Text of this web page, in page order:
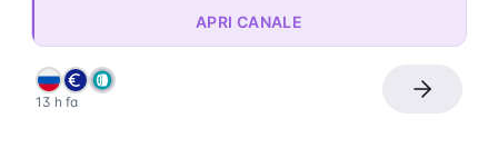
APRI CANALE
13 h fa